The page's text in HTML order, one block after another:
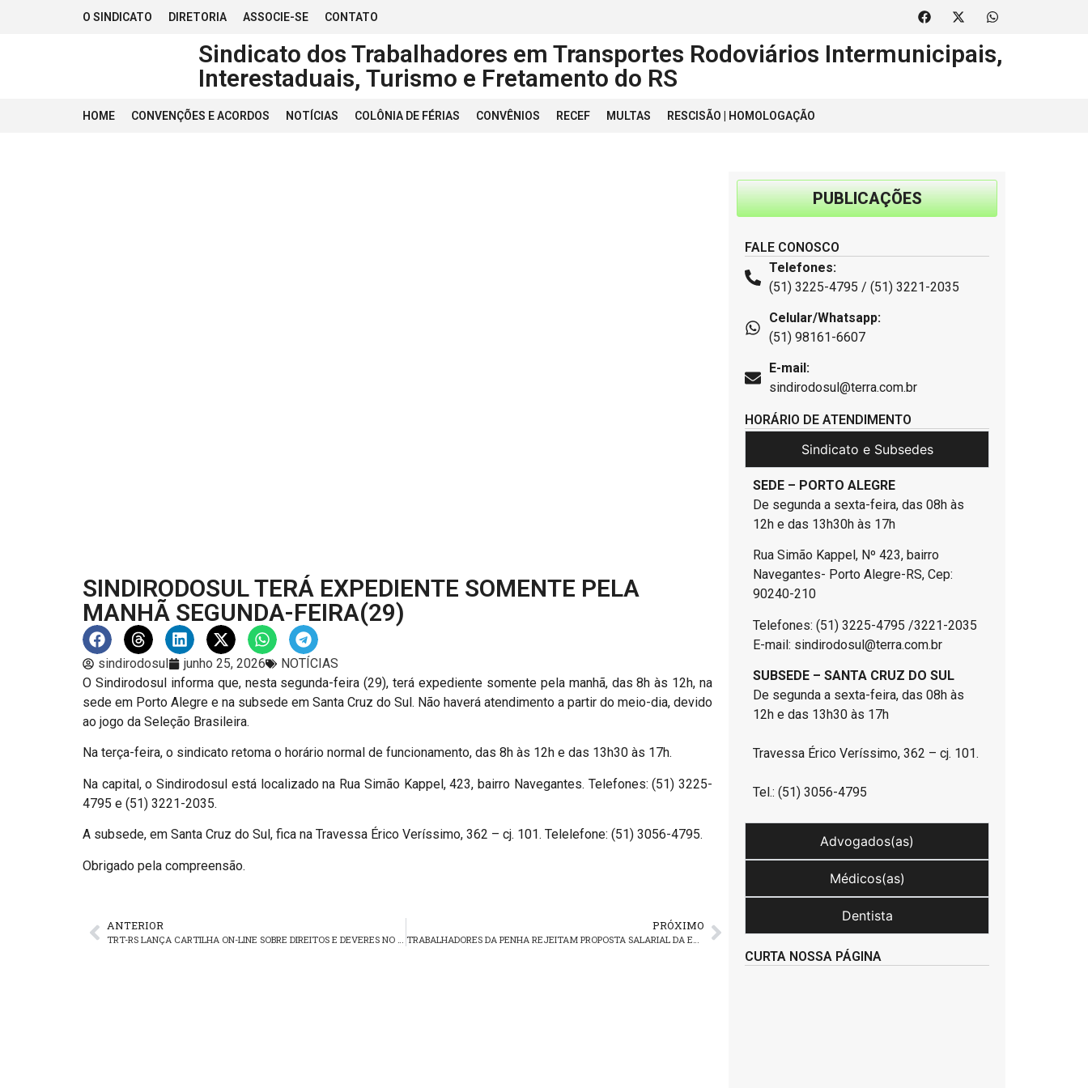
O SINDICATO DIRETORIA ASSOCIE-SE CONTATO
Sindicato dos Trabalhadores em Transportes Rodoviários Intermunicipais,
Interestaduais, Turismo e Fretamento do RS
HOME CONVENÇÕES E ACORDOS NOTÍCIAS COLÔNIA DE FÉRIAS CONVÊNIOS RECEF MULTAS RESCISÃO | HOMOLOGAÇÃO
SINDIRODOSUL TERÁ EXPEDIENTE SOMENTE PELA
MANHÃ SEGUNDA-FEIRA(29)
sindirodosul junho 25, 2026
NOTÍCIAS
O Sindirodosul informa que, nesta segunda-feira (29), terá expediente somente pela manhã, das 8h às 12h, na
sede em Porto Alegre e na subsede em Santa Cruz do Sul. Não haverá atendimento a partir do meio-dia, devido
ao jogo da Seleção Brasileira.
Na terça-feira, o sindicato retoma o horário normal de funcionamento, das 8h às 12h e das 13h30 às 17h.
Na capital, o Sindirodosul está localizado na Rua Simão Kappel, 423, bairro Navegantes. Telefones: (51) 3225-
4795 e (51) 3221-2035.
A subsede, em Santa Cruz do Sul, fica na Travessa Érico Veríssimo, 362 – cj. 101. Telelefone: (51) 3056-4795.
Obrigado pela compreensão.
ANTERIOR
TRT-RS LANÇA CARTILHA ON-LINE SOBRE DIREITOS E DEVERES NO TRABALHO. CONHEÇA!
PRÓXIMO
TRABALHADORES DA PENHA REJEITAM PROPOSTA SALARIAL DA EMPRESA
PUBLICAÇÕES
FALE CONOSCO
Telefones:
(51) 3225-4795 / (51) 3221-2035
Celular/Whatsapp:
(51) 98161-6607
E-mail:
sindirodosul@terra.com.br
HORÁRIO DE ATENDIMENTO
Sindicato e Subsedes
SEDE – PORTO ALEGRE
De segunda a sexta-feira, das 08h às
12h e das 13h30h às 17h
Rua Simão Kappel, Nº 423, bairro
Navegantes- Porto Alegre-RS, Cep:
90240-210
Telefones: (51) 3225-4795 /3221-2035
E-mail: sindirodosul@terra.com.br
SUBSEDE – SANTA CRUZ DO SUL
De segunda a sexta-feira, das 08h às
12h e das 13h30 às 17h
Travessa Érico Veríssimo, 362 – cj. 101.
Tel.: (51) 3056-4795
Advogados(as)
Médicos(as)
Dentista
CURTA NOSSA PÁGINA